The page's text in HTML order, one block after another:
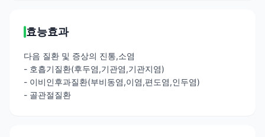
효능효과
다음 질환 및 증상의 진통,소염
- 호흡기질환(후두염,기관염,기관지염)
- 이비인후과질환(부비동염,이염,편도염,인두염)
- 골관절질환